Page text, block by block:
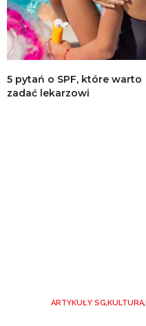
5 pytań o SPF, które warto
zadać lekarzowi
ARTYKUŁY SG,KULTURA,